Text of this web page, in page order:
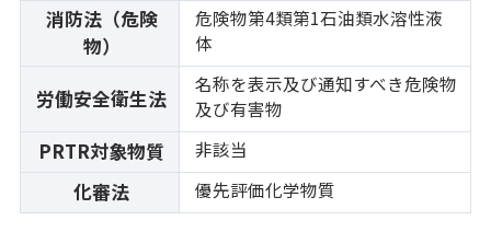
消防法（危険
物）
危険物第4類第1石油類水溶性液
体
労働安全衛生法
名称を表示及び通知すべき危険物
及び有害物
PRTR対象物質 非該当
化審法 優先評価化学物質